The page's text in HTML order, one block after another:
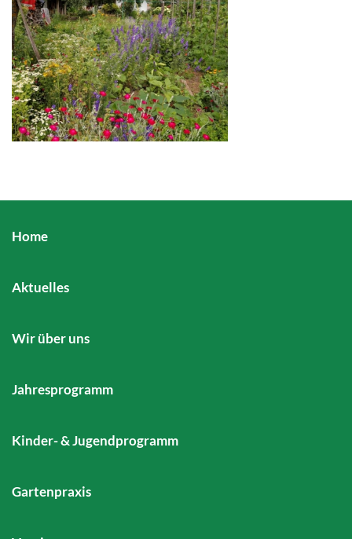
Home
Aktuelles
Wir über uns
Jahresprogramm
Kinder- & Jugendprogramm
Gartenpraxis